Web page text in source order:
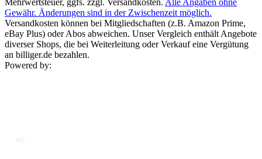
Gewähr. Änderungen sind in der Zwischenzeit möglich.
Versandkosten können bei Mitgliedschaften (z.B. Amazon Prime,
eBay Plus) oder Abos abweichen. Unser Vergleich enthält Angebote
diverser Shops, die bei Weiterleitung oder Verkauf eine Vergütung
an billiger.de bezahlen.
Powered by: